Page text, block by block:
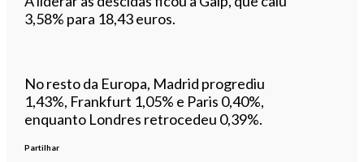
3,58% para 18,43 euros.
No resto da Europa, Madrid progrediu
1,43%, Frankfurt 1,05% e Paris 0,40%,
enquanto Londres retrocedeu 0,39%.
Partilhar